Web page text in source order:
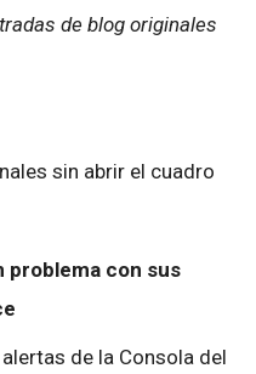
de blog originales
sin abrir el cuadro
problema con sus
de la Consola del